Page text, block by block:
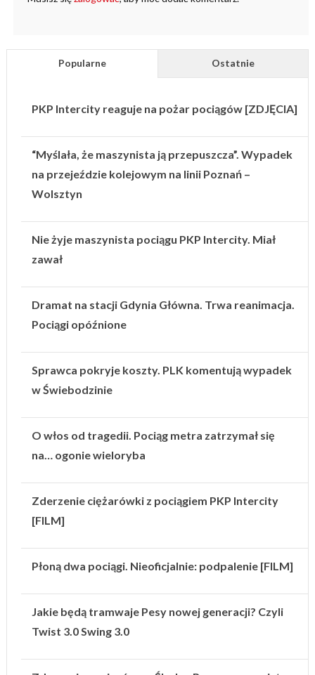
Popularne Ostatnie
PKP Intercity reaguje na pożar pociągów [ZDJĘCIA]
“Myślała, że maszynista ją przepuszcza”. Wypadek
na przejeździe kolejowym na linii Poznań –
Wolsztyn
Nie żyje maszynista pociągu PKP Intercity. Miał
zawał
Dramat na stacji Gdynia Główna. Trwa reanimacja.
Pociągi opóźnione
Sprawca pokryje koszty. PLK komentują wypadek
w Świebodzinie
O włos od tragedii. Pociąg metra zatrzymał się
na… ogonie wieloryba
Zderzenie ciężarówki z pociągiem PKP Intercity
[FILM]
Płoną dwa pociągi. Nieoficjalnie: podpalenie [FILM]
Jakie będą tramwaje Pesy nowej generacji? Czyli
Twist 3.0 Swing 3.0